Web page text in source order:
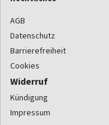
AGB
Datenschutz
Barrierefreiheit
Cookies
Widerruf
Kündigung
Impressum